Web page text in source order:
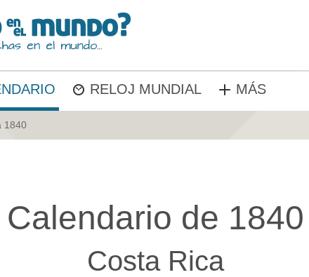
RELOJ MUNDIAL MÁS
1840
Calendario de 1840
Costa Rica